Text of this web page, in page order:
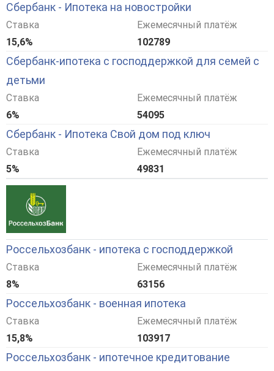
Сбербанк - Ипотека на новостройки
Ставка
15,6%
Ежемесячный платёж
102789
Сбербанк-ипотека с господдержкой для семей с
детьми
Ставка
6%
Ежемесячный платёж
54095
Сбербанк - Ипотека Свой дом под ключ
Ставка
5%
Ежемесячный платёж
49831
Россельхозбанк - ипотека с господдержкой
Ставка
8%
Ежемесячный платёж
63156
Россельхозбанк - военная ипотека
Ставка
15,8%
Ежемесячный платёж
103917
Россельхозбанк - ипотечное кредитование